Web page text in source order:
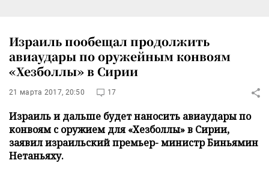
Израиль пообещал продолжить
авиаудары по оружейным конвоям
«Хезболлы» в Сирии
21 марта 2017, 20:50 17
Израиль и дальше будет наносить авиаудары по
конвоям с оружием для «Хезболлы» в Сирии,
заявил израильский премьер- министр Биньямин
Нетаньяху.